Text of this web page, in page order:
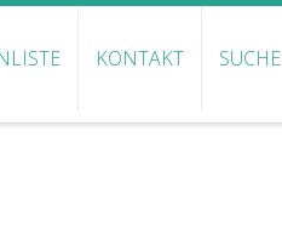
KONTAKT SUCHE